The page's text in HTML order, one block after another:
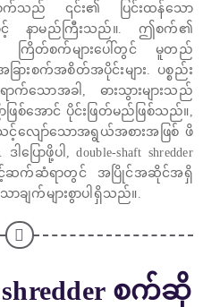
စက်သည် ၎င်း၏ ပြင်းထန်သော
ြောင့် နာမည်ကြီးသည်။. ဤစက်၏
ကြိတ်စက်များပေါ်တွင် မူတည်
ြားစက်အစိတ်အပိုင်းများ. ပစ္စည်း
သောအခါ, ဓားသွားများသည်
ြစ်အောင် ပိုင်းဖြတ်မည်ဖြစ်သည်။,
လျော်သောအရွယ်အစားအဖြစ် ဖိ
ြောဖို့ပါ, double-shaft shredder
နှင့်ဆက်ဆံရာတွင် အပြိုင်အဆိုင်အရှိ
ျက်များစွာပါရှိသည်။.
shredder စက်ဆို